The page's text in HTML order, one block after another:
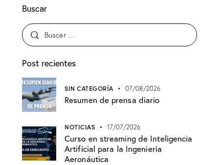
Buscar
Post recientes
SIN CATEGORÍA 07/08/2026
Resumen de prensa diario
NOTICIAS 17/07/2026
Curso en streaming de Inteligencia
Artificial para la Ingeniería
Aeronáutica